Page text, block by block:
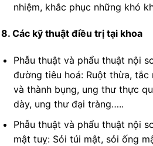
nhiệm, khắc phục những khó
8. Các kỹ thuật điều trị tại khoa
Phẫu thuật và phẩu thuật nội
đường tiêu hoá: Ruột thừa,
và thành bụng, ung thư thực
dày, ung thư đại tràng…..
Phẫu thuật và phẩu thuật nội
mật tuỵ: Sỏi túi mật, sỏi ống